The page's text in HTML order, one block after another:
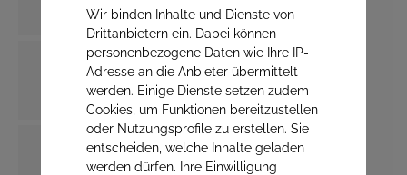
Wir binden Inhalte und Dienste von
Drittanbietern ein. Dabei können
personenbezogene Daten wie Ihre IP-
Adresse an die Anbieter übermittelt
werden. Einige Dienste setzen zudem
Cookies, um Funktionen bereitzustellen
oder Nutzungsprofile zu erstellen. Sie
entscheiden, welche Inhalte geladen
werden dürfen. Ihre Einwilligung